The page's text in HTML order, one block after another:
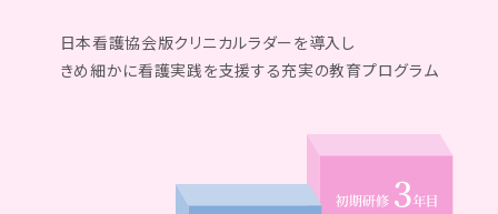
日本看護協会版クリニカルラダーを導入し
きめ細かに看護実践を支援する充実の教育プログラム